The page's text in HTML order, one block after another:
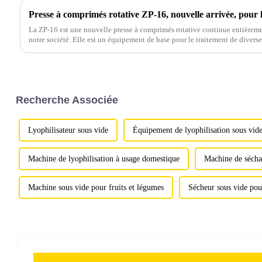
La ZP-16 est une nouvelle presse à comprimés rotative continue
notre société. Elle est un équipement de base pour le traitement de
Recherche Associée
Lyophilisateur sous vide Équipement de lyophilisation sous vide
Machine de lyophilisation à usage domestique Machine de
Machine sous vide pour fruits et légumes Sécheur sous vide